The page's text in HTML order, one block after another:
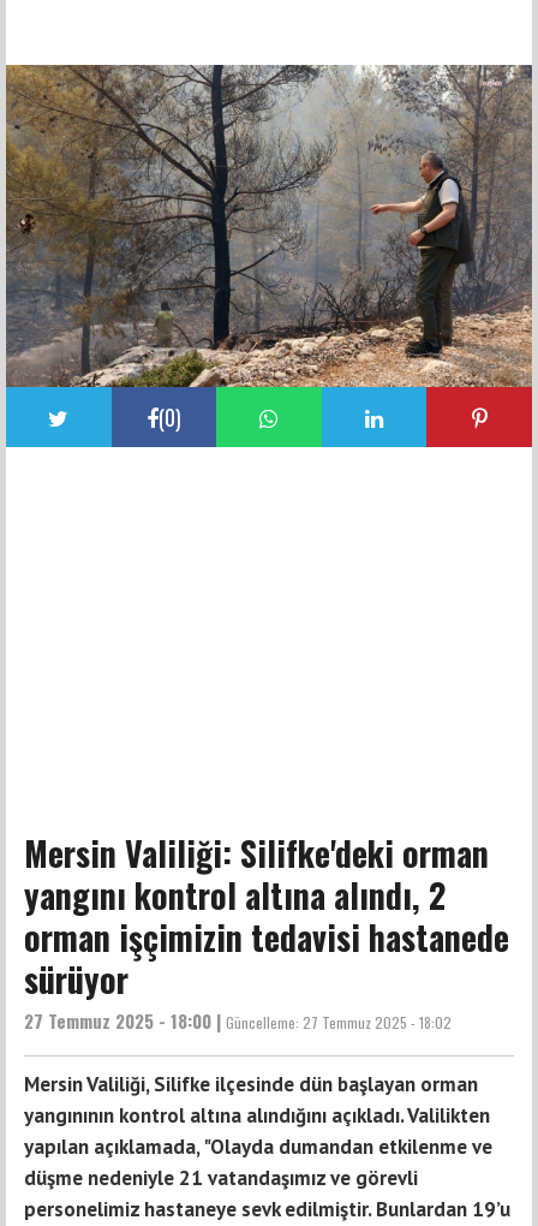
(0)
Mersin Valiliği: Silifke'deki orman
yangını kontrol altına alındı, 2
orman işçimizin tedavisi hastanede
sürüyor
27 Temmuz 2025 - 18:00 | Güncelleme: 27 Temmuz 2025 - 18:02
Mersin Valiliği, Silifke ilçesinde dün başlayan orman
yangınının kontrol altına alındığını açıkladı. Valilikten
yapılan açıklamada, "Olayda dumandan etkilenme ve
düşme nedeniyle 21 vatandaşımız ve görevli
personelimiz hastaneye sevk edilmiştir. Bunlardan 19’u